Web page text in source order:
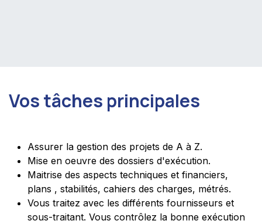
Vos tâches principales
Assurer la gestion des projets de A à Z.
Mise en oeuvre des dossiers d'exécution.
Maitrise des aspects techniques et financiers,
plans , stabilités, cahiers des charges, métrés.
Vous traitez avec les différents fournisseurs et
sous-traitant. Vous contrôlez la bonne exécution